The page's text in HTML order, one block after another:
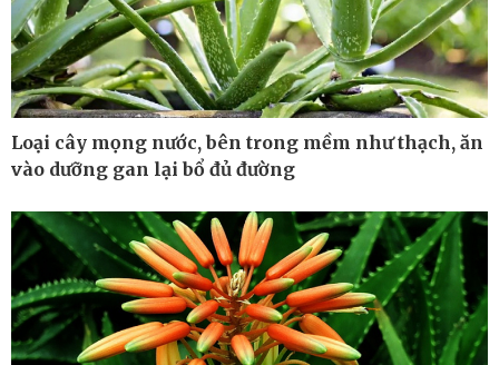
Bất động sản
Khởi nghiệp
Giá vàng
Tiêu dùng
Tỷ giá
Chứng khoán
Giá cà phê
Loại cây mọng nước, bên trong mềm như thạch, ăn
vào dưỡng gan lại bổ đủ đường